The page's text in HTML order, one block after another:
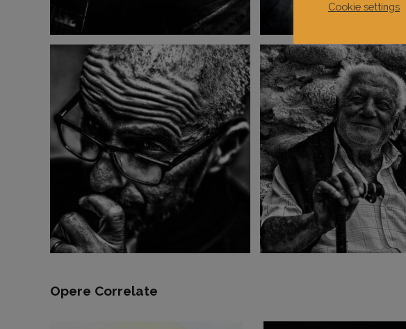
Opere Correlate
Cookie settings